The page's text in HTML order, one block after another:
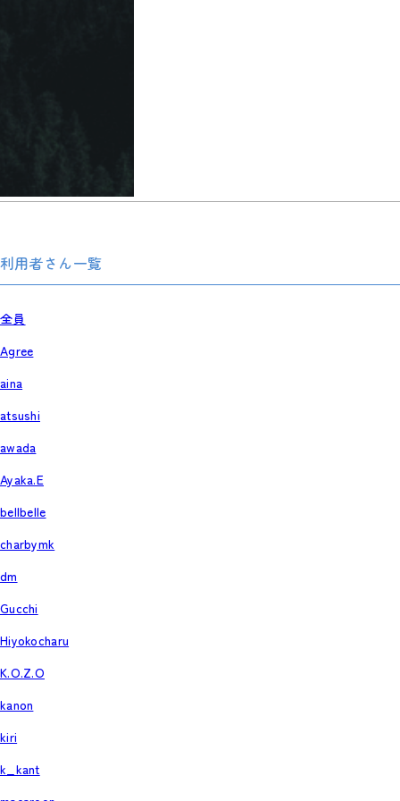
利用者さん一覧
全員
Agree
aina
atsushi
awada
Ayaka.E
bellbelle
charbymk
dm
Gucchi
Hiyokocharu
K.O.Z.O
kanon
kiri
k_kant